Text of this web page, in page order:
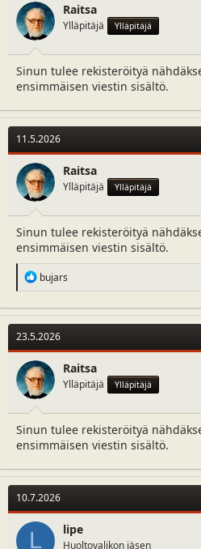
Raitsa
Ylläpitäjä Ylläpitäjä
Sinun tulee rekisteröityä
ensimmäisen viestin sisältö.
11.5.2026
Raitsa
Ylläpitäjä Ylläpitäjä
Sinun tulee rekisteröityä
ensimmäisen viestin sisältö.
R
e
c
t
i
o
n
s
:
bujars
23.5.2026
Raitsa
Ylläpitäjä Ylläpitäjä
Sinun tulee rekisteröityä
ensimmäisen viestin sisältö.
10.7.2026
L lipe
Huoltovalikon jäsen